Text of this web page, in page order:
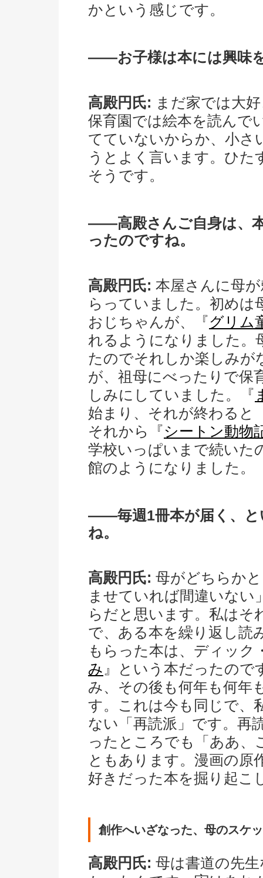
かという感じです。
――お子様は本には興味
高殿円氏: まだ家では大
保育園では絵本を読んで
てていないからか、小さ
うとよく言います。ひた
そうです。
――高殿さんご自身は、
ったのですね。
高殿円氏: 本屋さんに母
らっていました。初めは
おじちゃんが、『グリム
れるようになりました。
たのでそれしか楽しみが
が、祖母にべったりで保
しみにしていました。『
始まり、それが終わると
それから『シートン動物
学校いっぱいまで続いた
館のようになりました。
――毎週1冊本が届く、と
ね。
高殿円氏: 母がどちらか
ませていれば間違いな
らだと思います。私はそ
で、ある本を繰り返し読
もらった本は、ディック
み 』という本だったので
み、その後も何年も何年
す。これは今も同じで、
ない「再読派」です。再
ったところでも「ああ、
ともあります。漫画の原
好きだった本を掘り起こ
創作へいざなった、母のスケ
高殿円氏: 母は書道の先